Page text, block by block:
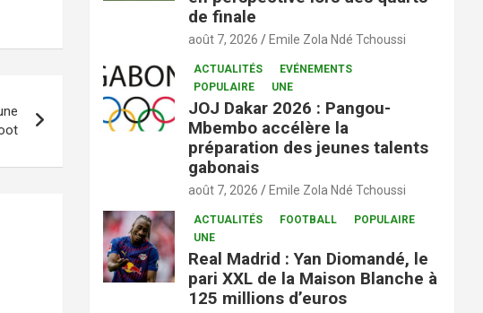
de finale
août 7, 2026 Emile Zola Ndé Tchoussi
ACTUALITÉS
EVÉNEMENTS
POPULAIRE
UNE
JOJ Dakar 2026 : Pangou-
Mbembo accélère la
préparation des jeunes talents
gabonais
août 7, 2026 Emile Zola Ndé Tchoussi
ACTUALITÉS FOOTBALL
POPULAIRE
UNE
Real Madrid : Yan Diomandé, le
pari XXL de la Maison Blanche à
125 millions d’euros